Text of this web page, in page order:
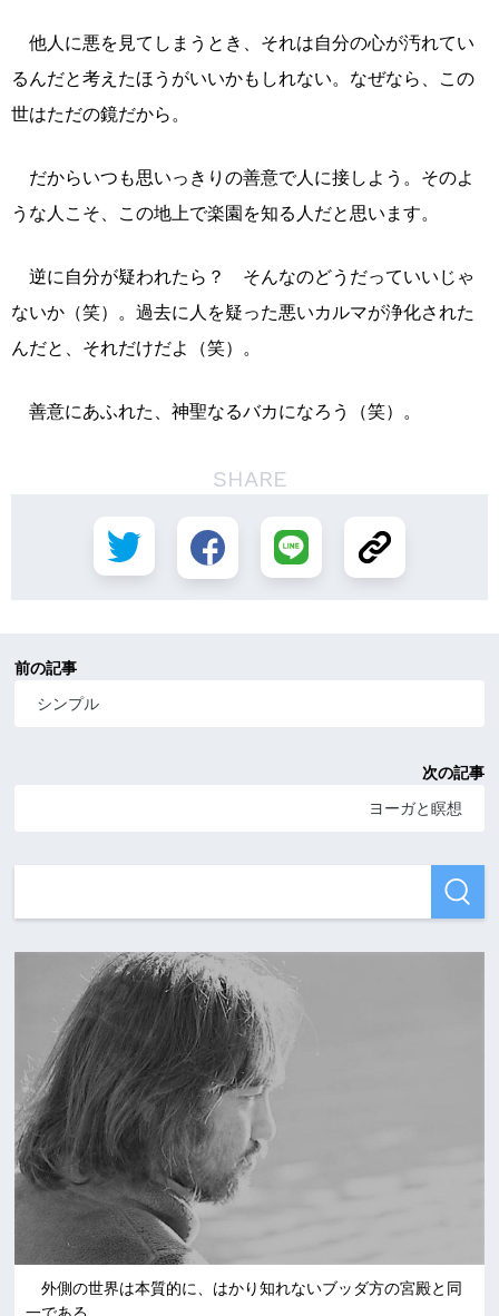
他人に悪を見てしまうとき、それは自分の心が汚れてい
るんだと考えたほうがいいかもしれない。なぜなら、この
世はただの鏡だから。
だからいつも思いっきりの善意で人に接しよう。そのよ
うな人こそ、この地上で楽園を知る人だと思います。
逆に自分が疑われたら？ そんなのどうだっていいじゃ
ないか（笑）。過去に人を疑った悪いカルマが浄化された
んだと、それだけだよ（笑）。
善意にあふれた、神聖なるバカになろう（笑）。
SHARE
前の記事
シンプル
次の記事
ヨーガと瞑想
外側の世界は本質的に、はかり知れないブッダ方の宮殿と同
一である。